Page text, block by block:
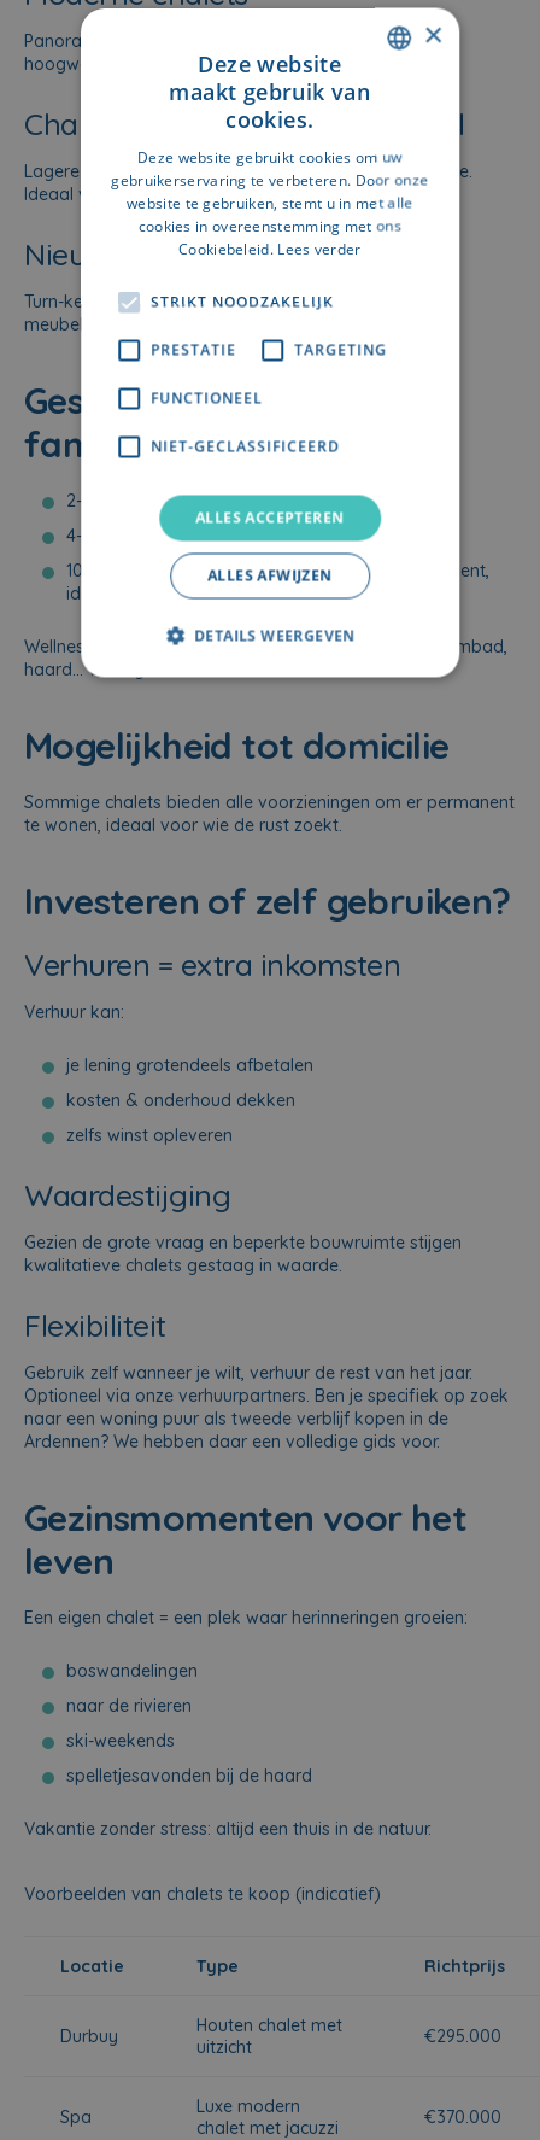
Panoramische ramen, vloerverwarming, wellness,
hoogwaardige afwerking.
Chalets met renovatie potentieel
Lagere aankoopprijs, hoge waardestijging na renovatie.
Ideaal voor investeerders.
Nieuwbouw of chalets op plan
Turn-key investeringen, soms met verhuurservice of
meubelpakket.
Geschikt voor koppels,
families en groepen
2-persoons romantisch verblijf
4-6 persoons gezinschalets
10-20 persoons vakantiewoningen (hoog rendement,
ideaal voor groepen & seminars)
Wellness-features zoals sauna, jacuzzi, verwarmd zwembad,
haard… verhogen verhuurwaarde sterk.
Mogelijkheid tot domicilie
Sommige chalets bieden alle voorzieningen om er permanent
te wonen, ideaal voor wie de rust zoekt.
Investeren of zelf gebruiken?
Verhuren = extra inkomsten
Verhuur kan:
je lening grotendeels afbetalen
kosten & onderhoud dekken
zelfs winst opleveren
Waardestijging
Gezien de grote vraag en beperkte bouwruimte stijgen
kwalitatieve chalets gestaag in waarde.
Flexibiliteit
Gebruik zelf wanneer je wilt, verhuur de rest van het jaar.
Optioneel via onze verhuurpartners. Ben je specifiek op zoek
naar een woning puur als tweede verblijf kopen in de
Ardennen? We hebben daar een volledige gids voor.
Gezinsmomenten voor het
leven
Een eigen chalet = een plek waar herinneringen groeien:
boswandelingen
naar de rivieren
ski-weekends
spelletjesavonden bij de haard
Vakantie zonder stress: altijd een thuis in de natuur.
Voorbeelden van chalets te koop (indicatief)
Locatie Type Richtprijs
Durbuy
Houten chalet met
uitzicht
€295.000
Spa
Luxe modern
chalet met jacuzzi
€370.000
×
Deze website
maakt gebruik van
cookies.
Deze website gebruikt cookies om uw
gebruikerservaring te verbeteren. Door onze
website te gebruiken, stemt u in met alle
cookies in overeenstemming met ons
Cookiebeleid. Lees verder
STRIKT NOODZAKELIJK
PRESTATIE TARGETING
FUNCTIONEEL
NIET-GECLASSIFICEERD
ALLES ACCEPTEREN
ALLES AFWIJZEN
DETAILS WEERGEVEN